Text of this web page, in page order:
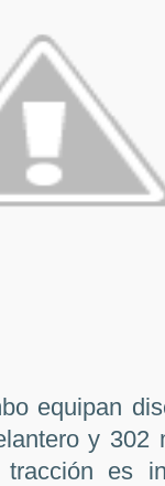
equipan
y 302
es